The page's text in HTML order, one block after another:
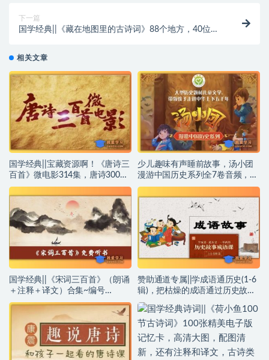
下一篇
国学经典||《藏在地图里的古诗词》88个地方，40位诗
相关文章
国学经典||宝藏资源啊！《唐诗三
百首》微电影314集，唐诗300首
大电影：父母和孩子的必备！另
外附：（唐诗三百首【300集】音
频版）~编号【AB0037】
少儿趣味有声睡前故事，汤小团
漫游中国历史系列全7卷音频，为
孩子打开历史之门~编号
【AB0036】
国学经典||《宋词三百首》（朗诵
＋注释＋译文）合集~编号
【AB0035】
赞助通道专属||学成语通历史(1-6
辑)，把枯燥的成语通过历史故事
讲给孩子听，串联整个中国历
史！~编号【AB0034】